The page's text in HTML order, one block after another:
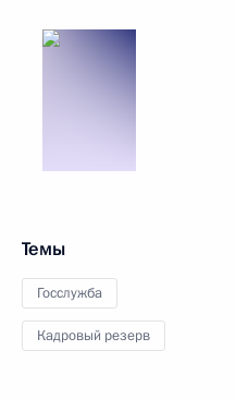
Темы
Госслужба
Кадровый резерв